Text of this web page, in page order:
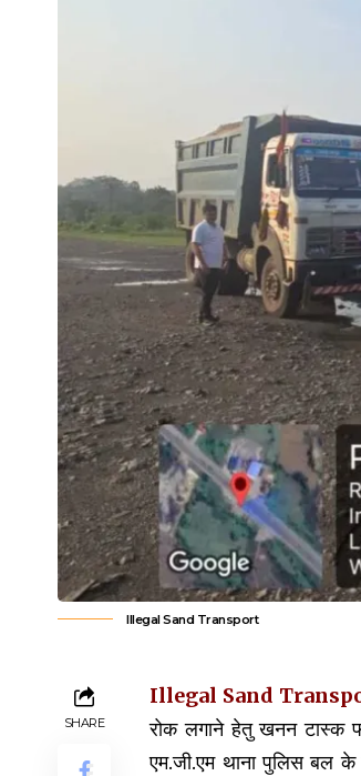
Illegal Sand Transport
SHARE
Illegal Sand
रोक लगाने हेतु खनन टास्क
एम.जी.एम थाना पुलिस बल